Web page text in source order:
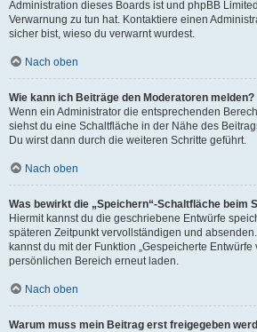
Administration dieses Boards ist und phpBB
Verwarnung zu tun hat. Kontaktiere einen
sicher bist, wieso du verwarnt wurdest.
Nach oben
Wie kann ich Beiträge den Moderatoren melden?
Wenn ein Administrator die entsprechenden
siehst du eine Schaltfläche in der Nähe des
Du wirst dann durch die weiteren Schritte geführt.
Nach oben
Was bewirkt die „Speichern“-Schaltfläche beim
Hiermit kannst du die geschriebene Entwürfe
späteren Zeitpunkt vervollständigen und
kannst du mit der Funktion „Gespeicherte
persönlichen Bereich erneut laden.
Nach oben
Warum muss mein Beitrag erst freigegeben